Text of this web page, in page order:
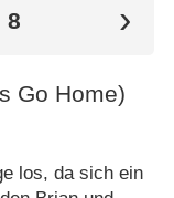
8
Go Home)
los, da sich ein